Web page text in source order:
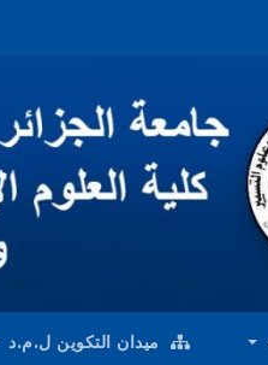
ميدان التكوين ل.م.د